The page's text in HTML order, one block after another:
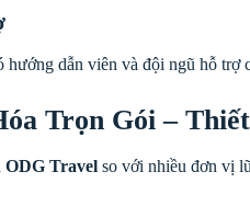
hướng dẫn viên và đội ngũ hỗ
Trọn Gói –
ODG Travel so với nhiều đơn vị